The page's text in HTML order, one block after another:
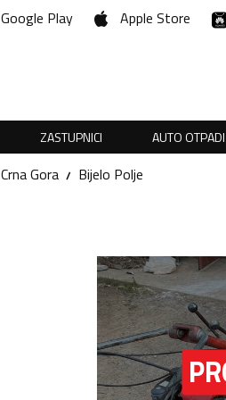
Google Play Apple Store
ZASTUPNICI AUTO OTPADI
Crna Gora Bijelo Polje